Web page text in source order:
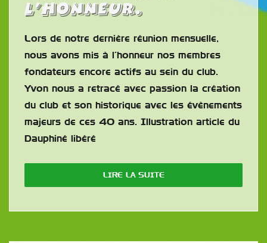
l’honneur.
Lors de notre dernière réunion mensuelle,
nous avons mis à l’honneur nos membres
fondateurs encore actifs au sein du club.
Yvon nous a retracé avec passion la création
du club et son historique avec les évènements
majeurs de ces 40 ans. Illustration article du
Dauphiné libéré
LIRE LA SUITE